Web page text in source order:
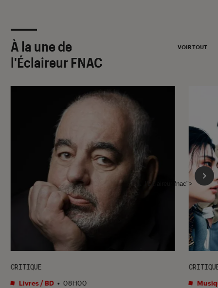
À la une de
l'Éclaireur FNAC
VOIR TOUT
CRITIQUE
Livres / BD • 08H00
l'Éclaireur fnac">